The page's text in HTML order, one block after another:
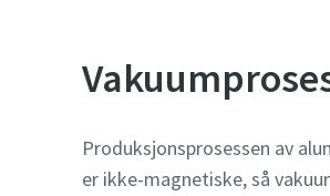
Produksjonsprosessen av
er ikke-magnetiske, så